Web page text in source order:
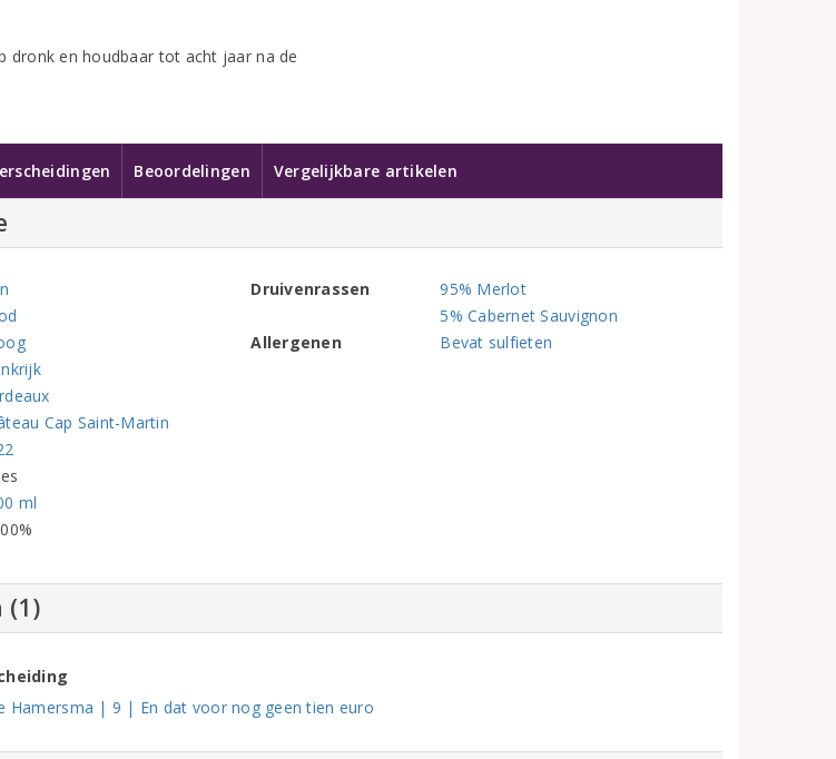
dronk en houdbaar tot acht jaar na de
Beoordelingen Vergelijkbare artikelen
Cap Saint-Martin
ml
Druivenrassen
95% Merlot
5% Cabernet Sauvignon
Allergenen
Bevat sulfieten
(1)
Hamersma | 9 | En dat voor nog geen tien euro